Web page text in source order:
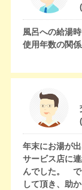
風呂への給湯
使用年数の関
年末にお湯が
サービス店に
んでした。 で
して頂き、助か